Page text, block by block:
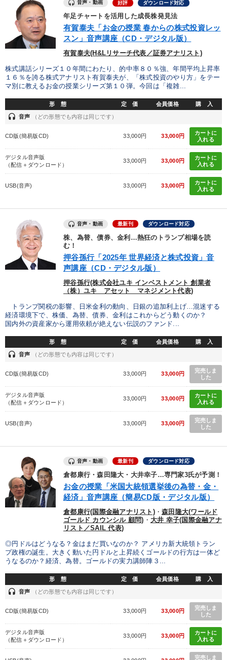
音声・動画 好評 ダウンロード対応
年足チャートを活用した成長株発見法
有賀泰夫「お金の授業 春からの株式投資レッ
スン」音声講座（CD・デジタル版）
有賀泰夫(H&Lリサーチ代表／証券アナリスト)
株式講話シリーズ１０年間にわたり、的中率８０％強、年間平均上昇率
１６％を誇る株式アナリスト有賀泰夫が、「株式投資のやり方」をテー
マ別に教えるお金の授業シリーズ第１０弾。今回は「複雑...
形 態 定 価 会員価格 購 入
headset 音声 （どの形態でも内容は同じです）
CD版(簡易版CD) 33,000円 33,000円
カートに
入れる
デジタル音声版
（配信＋ダウンロード）
33,000円 33,000円
カートに
入れる
USB(音声) 33,000円 33,000円
カートに
入れる
音声・動画 最新刊 ダウンロード対応
株、為替、債券、金利…熱狂のトランプ相場を読
む！
押谷孫行「2025年 世界経済と株式投資」音
声講座（CD・デジタル版）
押谷孫行(株式会社ユキ インベストメント 創業者
（株）ユキ アセット マネジメント代表)
トランプ関税の影響、日米金利の動向、日銀の追加利上げ…混迷する
経済環境下で、株価、為替、債券、金利はこれからどう動くのか？
国内外の資産家から運用依頼が絶えない伝説のファンド...
形 態 定 価 会員価格 購 入
headset 音声 （どの形態でも内容は同じです）
CD版(簡易版CD) 33,000円 33,000円
完売しま
した
デジタル音声版
（配信＋ダウンロード）
33,000円 33,000円
カートに
入れる
USB(音声) 33,000円 33,000円
完売しま
した
音声・動画 最新刊 ダウンロード対応
倉都康行・森田隆大・大井幸子…専門家3氏が予測！
お金の授業「米国大統領選挙後の為替・金・
経済」音声講座（簡易CD版・デジタル版）
倉都康行(国際金融アナリスト)・森田隆大(ワールド
ゴールド カウンシル 顧問) ・ 大井 幸子(国際金融アナ
リスト／SAIL 代表)
◎円ドルはどうなる？金はまだ買いなのか？ アメリカ新大統領トラン
プ政権の誕生。大きく動いた円ドルと上昇続くゴールドの行方は一体ど
うなるのか？経済、為替。ゴールドの実力講師陣３...
形 態 定 価 会員価格 購 入
headset 音声 （どの形態でも内容は同じです）
CD版(簡易版CD) 33,000円 33,000円
完売しま
した
デジタル音声版
（配信＋ダウンロード）
33,000円 33,000円
カートに
入れる
完売しま